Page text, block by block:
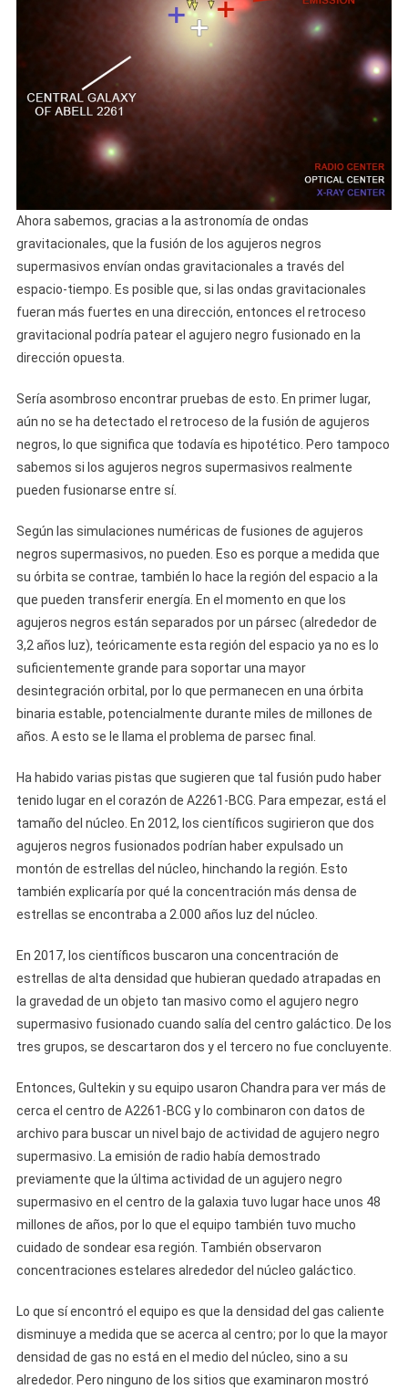
Ahora sabemos, gracias a la astronomía de ondas
gravitacionales, que la fusión de los agujeros negros
supermasivos envían ondas gravitacionales a través del
espacio-tiempo. Es posible que, si las ondas gravitacionales
fueran más fuertes en una dirección, entonces el retroceso
gravitacional podría patear el agujero negro fusionado en la
dirección opuesta.
Sería asombroso encontrar pruebas de esto. En primer lugar,
aún no se ha detectado el retroceso de la fusión de agujeros
negros, lo que significa que todavía es hipotético. Pero tampoco
sabemos si los agujeros negros supermasivos realmente
pueden fusionarse entre sí.
Según las simulaciones numéricas de fusiones de agujeros
negros supermasivos, no pueden. Eso es porque a medida que
su órbita se contrae, también lo hace la región del espacio a la
que pueden transferir energía. En el momento en que los
agujeros negros están separados por un pársec (alrededor de
3,2 años luz), teóricamente esta región del espacio ya no es lo
suficientemente grande para soportar una mayor
desintegración orbital, por lo que permanecen en una órbita
binaria estable, potencialmente durante miles de millones de
años. A esto se le llama el problema de parsec final.
Ha habido varias pistas que sugieren que tal fusión pudo haber
tenido lugar en el corazón de A2261-BCG. Para empezar, está el
tamaño del núcleo. En 2012, los científicos sugirieron que dos
agujeros negros fusionados podrían haber expulsado un
montón de estrellas del núcleo, hinchando la región. Esto
también explicaría por qué la concentración más densa de
estrellas se encontraba a 2.000 años luz del núcleo.
En 2017, los científicos buscaron una concentración de
estrellas de alta densidad que hubieran quedado atrapadas en
la gravedad de un objeto tan masivo como el agujero negro
supermasivo fusionado cuando salía del centro galáctico. De los
tres grupos, se descartaron dos y el tercero no fue concluyente.
Entonces, Gultekin y su equipo usaron Chandra para ver más de
cerca el centro de A2261-BCG y lo combinaron con datos de
archivo para buscar un nivel bajo de actividad de agujero negro
supermasivo. La emisión de radio había demostrado
previamente que la última actividad de un agujero negro
supermasivo en el centro de la galaxia tuvo lugar hace unos 48
millones de años, por lo que el equipo también tuvo mucho
cuidado de sondear esa región. También observaron
concentraciones estelares alrededor del núcleo galáctico.
Lo que sí encontró el equipo es que la densidad del gas caliente
disminuye a medida que se acerca al centro; por lo que la mayor
densidad de gas no está en el medio del núcleo, sino a su
alrededor. Pero ninguno de los sitios que examinaron mostró